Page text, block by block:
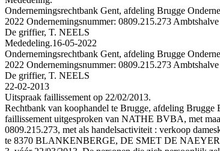
Ondernemingsrechtbank Gent, afdeling Brugge
2022 Ondernemingsnummer: 0809.215.273
De griffier, T. NEELS
Mededeling.16-05-2022
Ondernemingsrechtbank Gent, afdeling Brugge
2022 Ondernemingsnummer: 0809.215.273
De griffier, T. NEELS
22-02-2013
Uitspraak faillissement op 22/02/2013.
Rechtbank van koophandel te Brugge, afdeling
faillissement uitgesproken van NATHE BVBA, met
0809.215.273, met als handelsactiviteit : verkoop
te 8370 BLANKENBERGE, DE SMET DE